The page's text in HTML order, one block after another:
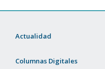
Actualidad
Columnas Digitales